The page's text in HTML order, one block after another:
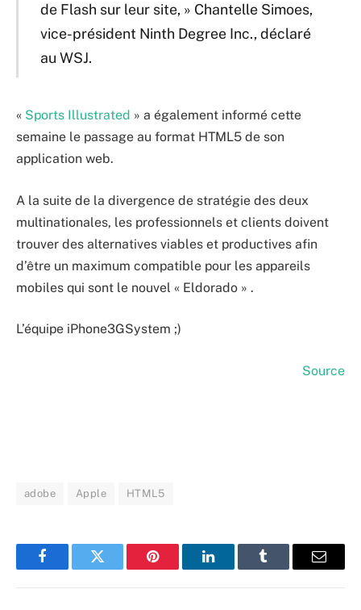
de Flash sur leur site, » Chantelle Simoes,
vice-président Ninth Degree Inc., déclaré
au WSJ.
« Sports Illustrated » a également informé cette
semaine le passage au format HTML5 de son
application web.
A la suite de la divergence de stratégie des deux
multinationales, les professionnels et clients doivent
trouver des alternatives viables et productives afin
d’être un maximum compatible pour les appareils
mobiles qui sont le nouvel « Eldorado » .
L’équipe iPhone3GSystem ;)
Source
adobe Apple HTML5
FacebookTwitter Pinterest LinkedInTumblr Email